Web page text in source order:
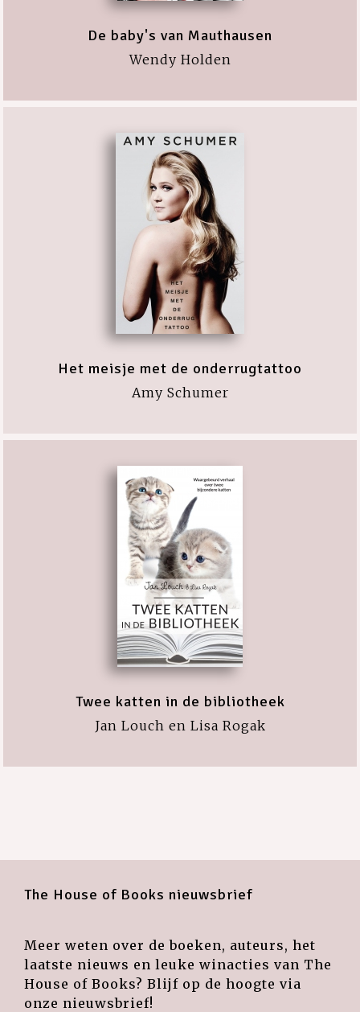
De baby's van Mauthausen
Wendy Holden
Het meisje met de onderrugtattoo
Amy Schumer
Twee katten in de bibliotheek
Jan Louch en Lisa Rogak
The House of Books nieuwsbrief
Meer weten over de boeken, auteurs, het
laatste nieuws en leuke winacties van The
House of Books? Blijf op de hoogte via
onze nieuwsbrief!